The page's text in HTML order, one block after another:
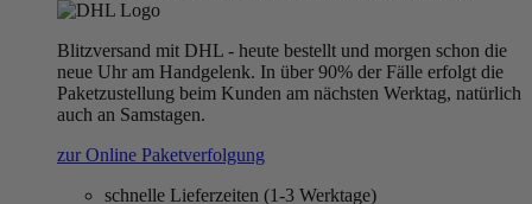
Blitzversand mit DHL - heute bestellt und morgen schon die
neue Uhr am Handgelenk. In über 90% der Fälle erfolgt die
Paketzustellung beim Kunden am nächsten Werktag, natürlich
auch an Samstagen.
zur Online Paketverfolgung
schnelle Lieferzeiten (1-3 Werktage)